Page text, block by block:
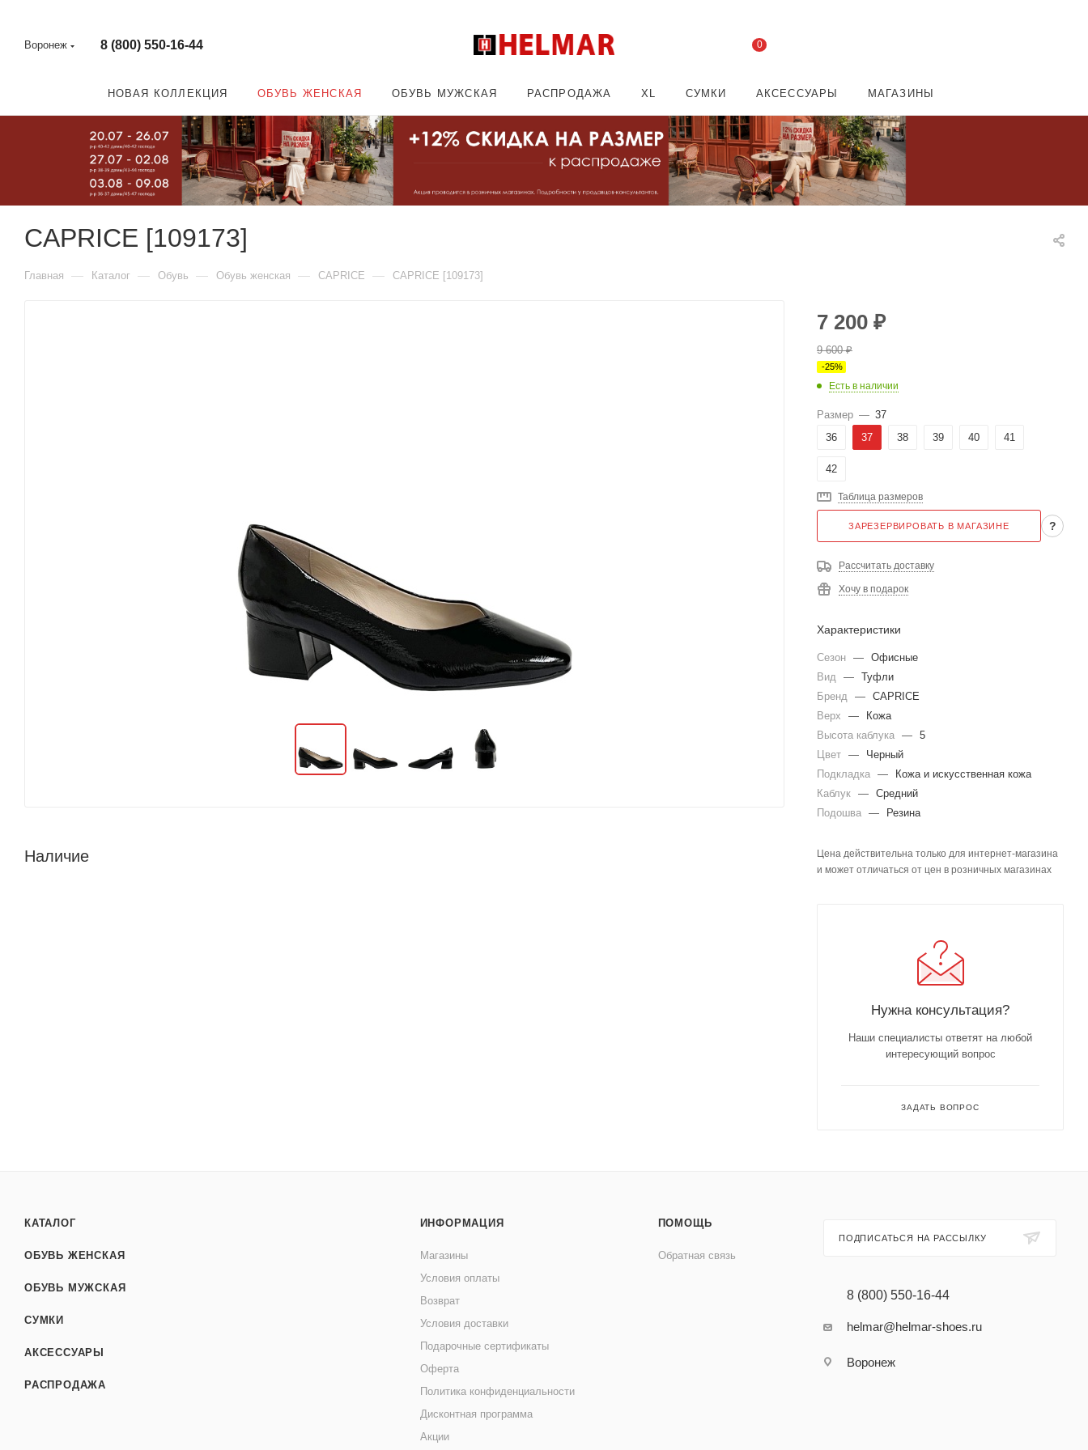
Воронеж 8 (800) 550-16-44 0
НОВАЯ КОЛЛЕКЦИЯ ОБУВЬ ЖЕНСКАЯ ОБУВЬ МУЖСКАЯ РАСПРОДАЖА XL СУМКИ АКСЕССУАРЫ МАГАЗИНЫ
CAPRICE [109173]
Главная — Каталог — Обувь — Обувь женская — CAPRICE — CAPRICE [109173]
Наличие
7 200 ₽
9 600₽
-25%
Есть в наличии
Размер — 37
36
37 38 39 40 41
42
Таблица размеров
ЗАРЕЗЕРВИРОВАТЬ В МАГАЗИНЕ ?
Рассчитать доставку
Хочу в подарок
Характеристики
Сезон — Офисные
Вид — Туфли
Бренд — CAPRICE
Верх
—
Кожа
Высота каблука — 5
Цвет —
Черный
Подкладка —
Кожа и искусственная кожа
Каблук — Средний
Подошва — Резина
Цена действительна только для интернет-магазина
и может отличаться от цен в розничных магазинах
Нужна консультация?
Наши специалисты ответят на любой
интересующий вопрос
ЗАДАТЬ ВОПРОС
КАТАЛОГ
ОБУВЬ ЖЕНСКАЯ
ОБУВЬ МУЖСКАЯ
СУМКИ
АКСЕССУАРЫ
РАСПРОДАЖА
ИНФОРМАЦИЯ
Магазины
Условия оплаты
Возврат
Условия доставки
Подарочные сертификаты
Оферта
Политика конфиденциальности
Дисконтная программа
Акции
ПОМОЩЬ
Обратная связь
ПОДПИСАТЬСЯ НА РАССЫЛКУ
8 (800) 550-16-44
helmar@helmar-shoes.ru
Воронеж